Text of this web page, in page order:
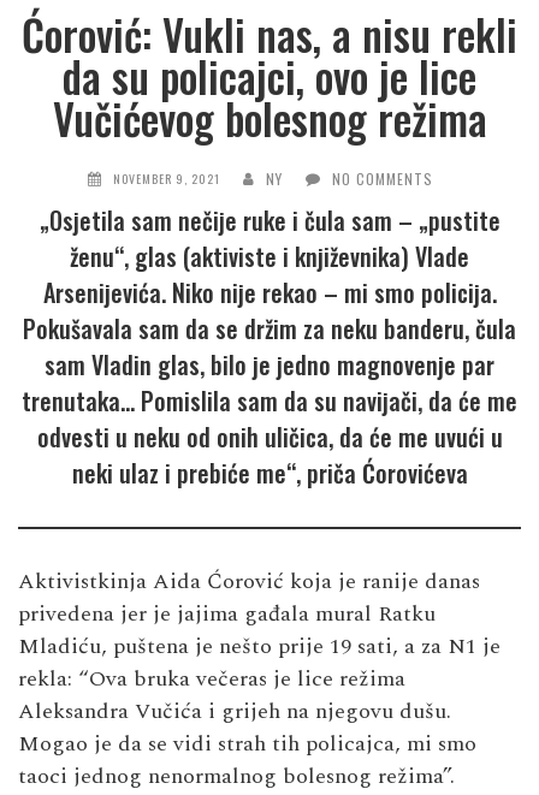
Ćorović: Vukli nas, a nisu rekli
da su policajci, ovo je lice
Vučićevog bolesnog režima
NOVEMBER 9, 2021 NY NO COMMENTS
„Osjetila sam nečije ruke i čula sam – „pustite
ženu“, glas (aktiviste i književnika) Vlade
Arsenijevića. Niko nije rekao – mi smo policija.
Pokušavala sam da se držim za neku banderu, čula
sam Vladin glas, bilo je jedno magnovenje par
trenutaka… Pomislila sam da su navijači, da će me
odvesti u neku od onih uličica, da će me uvući u
neki ulaz i prebiće me“, priča Ćorovićeva
Aktivistkinja Aida Ćorović koja je ranije danas
privedena jer je jajima gađala mural Ratku
Mladiću, puštena je nešto prije 19 sati, a za N1 je
rekla: “Ova bruka večeras je lice režima
Aleksandra Vučića i grijeh na njegovu dušu.
Mogao je da se vidi strah tih policajca, mi smo
taoci jednog nenormalnog bolesnog režima”.